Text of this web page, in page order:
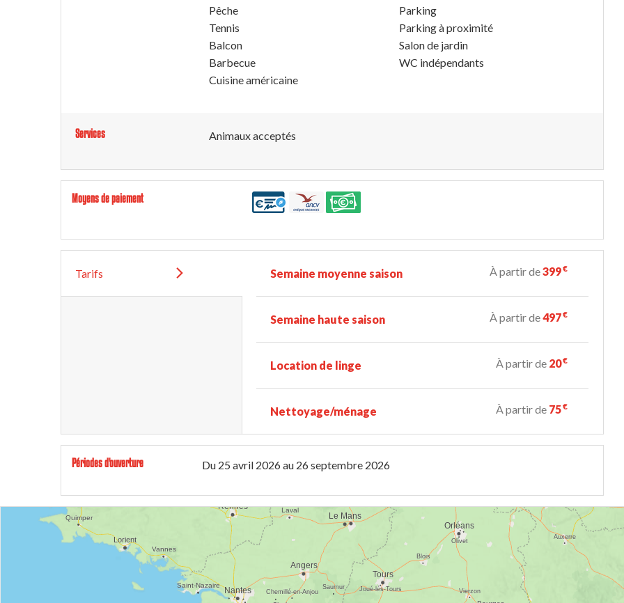
Pêche
Tennis
Balcon
Barbecue
Cuisine américaine
Parking
Parking à proximité
Salon de jardin
WC indépendants
Services Animaux acceptés
Moyens de paiement
Tarifs Semaine moyenne saison À partir de399€
Semaine haute saison À partir de497€
Location de linge À partir de 20€
Nettoyage/ménage À partir de 75€
Périodes d'ouverture Du 25 avril 2026au 26 septembre 2026